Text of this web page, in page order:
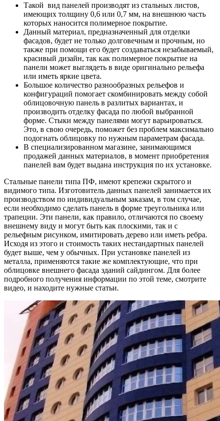
Такой вид панелей производят из стальных листов,
имеющих толщину 0,6 или 0,7 мм, на внешнюю часть
которых наносится полимерное покрытие.
Данный материал, предназначенный для отделки
фасадов, будет не только долговечным и прочным, но
также при помощи его будет создаваться незабываемый,
красивый дизайн, так как полимерное покрытие на
панели может выглядеть в виде оригинально рельефа
или иметь яркие цвета.
Большое количество разнообразных рельефов и
конфигураций помогает скомбинировать между собой
облицовочную панель в разлитых вариантах, и
производить отделку фасада по любой выбранной
форме. Стыки между панелями могут варьироваться.
Это, в свою очередь, поможет без проблем максимально
подогнать облицовку по нужным параметрам фасада.
В специализированном магазине, занимающимся
продажей данных материалов, в момент приобретения
панелей вам будет выдана инструкция по их установке.
Стальные панели типа ПФ, имеют крепежи скрытого и
видимого типа. Изготовитель данных панелей занимается их
производством по индивидуальным заказам, в том случае,
если необходимо сделать панель в форме треугольника или
трапеции. Эти панели, как правило, отличаются по своему
внешнему виду и могут быть как плоскими, так и с
рельефным рисунком, имитировать дерево или иметь ребра.
Исходя из этого и стоимость таких нестандартных панелей
будет выше, чем у обычных. При установке панелей из
металла, применяются такие же комплектующие, что при
облицовке внешнего фасада зданий сайдингом. Для более
подробного получения информации по этой теме, смотрите
видео, и находите нужные статьи.